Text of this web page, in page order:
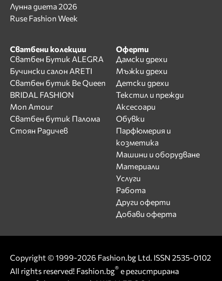
Лунна диета 2026
Ruse Fashion Week
Сватбени колекции
Сватбен Бутик ALEGRA
Бучински салон ARETI
Сватбен бутик Be Queen
BRIDAL FASHION
Mon Amour
Сватбен бутик Палома
Стоян Радичев
Оферти
Дамски дрехи
Мъжки дрехи
Детски дрехи
Текстил и прежди
Аксесоари
Обувки
Парфюмерия и
козметика
Машини и оборудване
Материали
Услуги
Работа
Други оферти
Добави оферта
Copyright © 1999-2026 Fashion.bg Ltd. ISSN 2535-0102
All rights reserved! Fashion.bg® е регистрирана